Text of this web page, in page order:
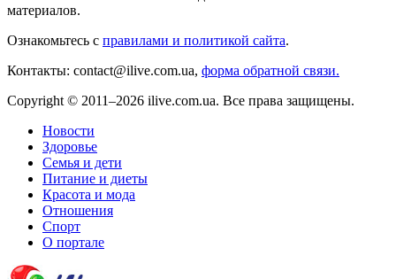
материалов.
Ознакомьтесь с правилами и политикой сайта.
Контакты: contact@ilive.com.ua, форма обратной связи.
Copyright © 2011–2026 ilive.com.ua. Все права защищены.
Новости
Здоровье
Семья и дети
Питание и диеты
Красота и мода
Отношения
Спорт
О портале